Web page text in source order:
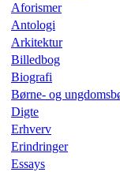
Aforismer
Antologi
Arkitektur
Billedbog
Biografi
Børne- og
Digte
Erhverv
Erindringer
Essays